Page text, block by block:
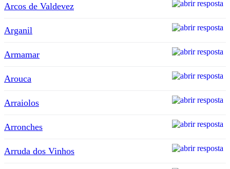
Arcos de Valdevez
Arganil
Armamar
Arouca
Arraiolos
Arronches
Arruda dos Vinhos